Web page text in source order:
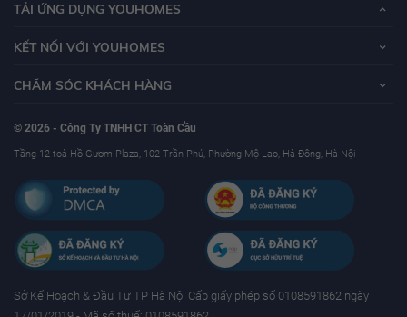
TẢI ỨNG DỤNG YOUHOMES
KẾT NỐI VỚI YOUHOMES
CHĂM SÓC KHÁCH HÀNG
© 2026 - Công Ty TNHH CT Toàn Cầu
Tầng 12 toà Hồ Gươm Plaza, 102 Trần Phú, Phường Mộ Lao, Hà Đông, Hà Nội
Sở Kế Hoạch & Ðầu Tư TP Hà Nội Cấp giấy phép số 0108591862 ngày